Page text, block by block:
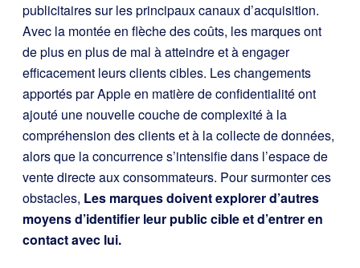
publicitaires sur les principaux canaux d’acquisition.
Avec la montée en flèche des coûts, les marques ont
de plus en plus de mal à atteindre et à engager
efficacement leurs clients cibles. Les changements
apportés par Apple en matière de confidentialité ont
ajouté une nouvelle couche de complexité à la
compréhension des clients et à la collecte de données,
alors que la concurrence s’intensifie dans l’espace de
vente directe aux consommateurs. Pour surmonter ces
obstacles, Les marques doivent explorer d’autres
moyens d’identifier leur public cible et d’entrer en
contact avec lui.